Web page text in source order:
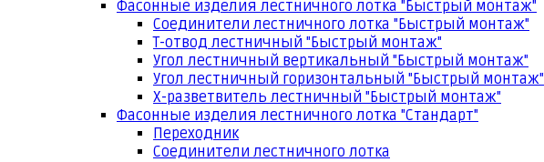
Фасонные изделия лестничного лотка "Быстрый монтаж"
Соединители лестничного лотка "Быстрый монтаж"
Т-отвод лестничный "Быстрый монтаж"
Угол лестничный вертикальный "Быстрый монтаж"
Угол лестничный горизонтальный "Быстрый монтаж"
Х-разветвитель лестничный "Быстрый монтаж"
Фасонные изделия лестничного лотка "Стандарт"
Переходник
Соединители лестничного лотка